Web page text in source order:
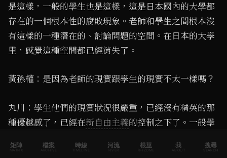
矩陣
MATRIX
檔案
ARCHIVE
時線 河流
RIVER
根莖 我 搜尋
SEARCH
是這樣，一般的學生也是這樣，這是日本國內的大學都
存在的一個根本性的腐敗現象。老師和學生之間根本沒
有這樣的一種潛在的、討論問題的空間。在日本的大學
里，感覺這種空間都已經消失了。
黃孫權：是因為老師的現實跟學生的現實不太一樣嗎？
丸川：學生他們的現實狀況很嚴重，已經沒有精英的那
種優越感了，已經在新自由主義的控制之下了。一般學
半階段開始所謂的「就職」（找工作）活動，在四年級